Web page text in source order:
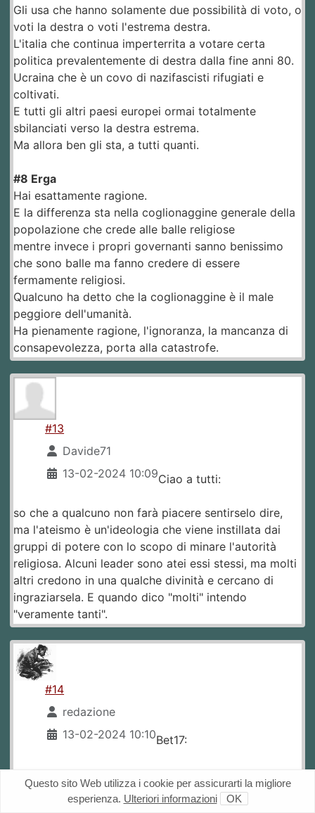
Gli usa che hanno solamente due possibilità di voto, o
voti la destra o voti l'estrema destra.
L'italia che continua imperterrita a votare certa
politica prevalentemente di destra dalla fine anni 80.
Ucraina che è un covo di nazifascisti rifugiati e
coltivati.
E tutti gli altri paesi europei ormai totalmente
sbilanciati verso la destra estrema.
Ma allora ben gli sta, a tutti quanti.
#8 Erga
Hai esattamente ragione.
E la differenza sta nella coglionaggine generale della
popolazione che crede alle balle religiose
mentre invece i propri governanti sanno benissimo
che sono balle ma fanno credere di essere
fermamente religiosi.
Qualcuno ha detto che la coglionaggine è il male
peggiore dell'umanità.
Ha pienamente ragione, l'ignoranza, la mancanza di
consapevolezza, porta alla catastrofe.
#13
Davide71
13-02-2024 10:09Ciao a tutti:
so che a qualcuno non farà piacere sentirselo dire,
ma l'ateismo è un'ideologia che viene instillata dai
gruppi di potere con lo scopo di minare l'autorità
religiosa. Alcuni leader sono atei essi stessi, ma molti
altri credono in una qualche divinità e cercano di
ingraziarsela. E quando dico "molti" intendo
"veramente tanti".
#14
redazione
13-02-2024 10:10Bet17:
Cosa "affascina" questi "leader"?
Questo sito Web utilizza i cookie per assicurarti la migliore
esperienza. Ulteriori informazioni OK